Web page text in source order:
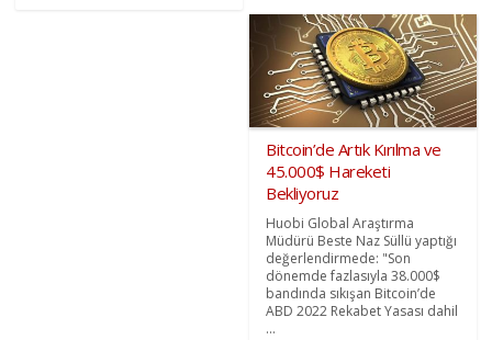
Bitcoin’de Artık Kırılma ve
45.000$ Hareketi
Bekliyoruz
Huobi Global Araştırma
Müdürü Beste Naz Süllü yaptığı
değerlendirmede: "Son
dönemde fazlasıyla 38.000$
bandında sıkışan Bitcoin’de
ABD 2022 Rekabet Yasası dahil
...